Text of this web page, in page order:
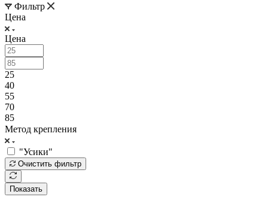
Фильтр
Цена
Цена
25
40
55
70
85
Метод крепления
"Усики"
Очистить фильтр
Показать